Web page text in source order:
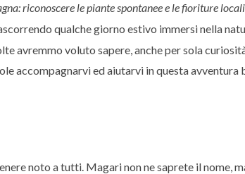
riconoscere le piante spontanee e le fioriture
qualche giorno estivo immersi nella
avremmo voluto sapere, anche per sola
accompagnarvi ed aiutarvi in questa
noto a tutti. Magari non ne saprete il nome,